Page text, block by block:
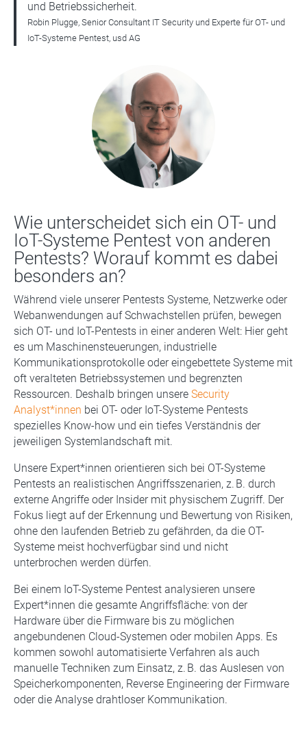
und Betriebssicherheit.
Robin Plugge, Senior Consultant IT Security und Experte für OT- und
IoT-Systeme Pentest, usd AG
Wie unterscheidet sich ein OT- und
IoT-Systeme Pentest von anderen
Pentests? Worauf kommt es dabei
besonders an?
Während viele unserer Pentests Systeme, Netzwerke oder
Webanwendungen auf Schwachstellen prüfen, bewegen
sich OT- und IoT-Pentests in einer anderen Welt: Hier geht
es um Maschinensteuerungen, industrielle
Kommunikationsprotokolle oder eingebettete Systeme mit
oft veralteten Betriebssystemen und begrenzten
Ressourcen. Deshalb bringen unsere Security
Analyst*innen bei OT- oder IoT-Systeme Pentests
spezielles Know-how und ein tiefes Verständnis der
jeweiligen Systemlandschaft mit.
Unsere Expert*innen orientieren sich bei OT-Systeme
Pentests an realistischen Angriffsszenarien, z. B. durch
externe Angriffe oder Insider mit physischem Zugriff. Der
Fokus liegt auf der Erkennung und Bewertung von Risiken,
ohne den laufenden Betrieb zu gefährden, da die OT-
Systeme meist hochverfügbar sind und nicht
unterbrochen werden dürfen.
Bei einem IoT-Systeme Pentest analysieren unsere
Expert*innen die gesamte Angriffsfläche: von der
Hardware über die Firmware bis zu möglichen
angebundenen Cloud-Systemen oder mobilen Apps. Es
kommen sowohl automatisierte Verfahren als auch
manuelle Techniken zum Einsatz, z. B. das Auslesen von
Speicherkomponenten, Reverse Engineering der Firmware
oder die Analyse drahtloser Kommunikation.